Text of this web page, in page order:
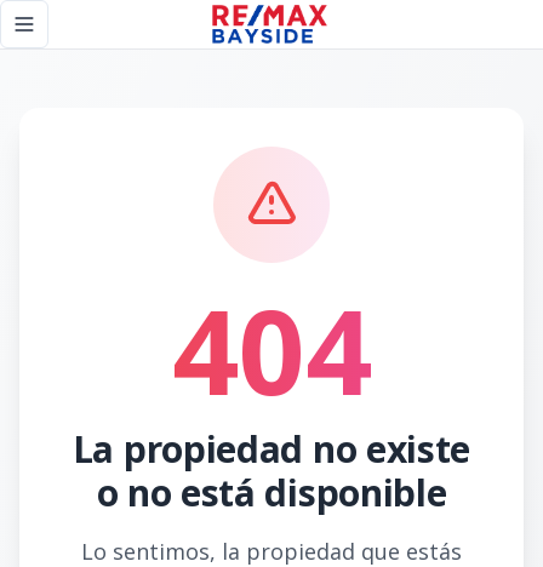
Toggle navigation menu
404
La propiedad no existe
o no está disponible
Lo sentimos, la propiedad que estás
Página no encontrada - RE/MAX Bayside